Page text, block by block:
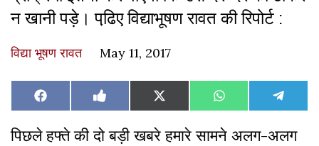
न खानी पड़े। पढि़ए विद्याभूषण रावत की रिपोर्ट :
विद्या भूषण रावत May 11, 2017
Share
on
Facebook Share
on
Like
on
Facebook
Share
on
X
(Twitter)
Share
on
WhatsAppShare
on
पिछले हफ्ते की दो बड़ी खबरे हमारे सामने अलग-अलग